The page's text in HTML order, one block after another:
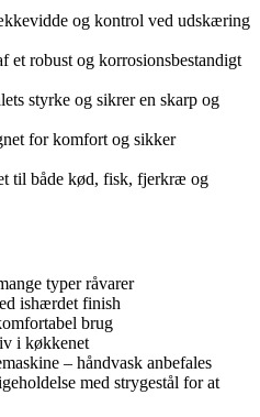
og kontrol ved udskæring
et robust og korrosionsbestandigt
styrke og sikrer en skarp og
for komfort og sikker
til både kød, fisk, fjerkræ og
typer råvarer
ishærdet finish
brug
i køkkenet
– håndvask anbefales
med strygestål for at